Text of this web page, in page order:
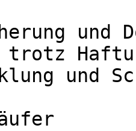
und
trotz
und